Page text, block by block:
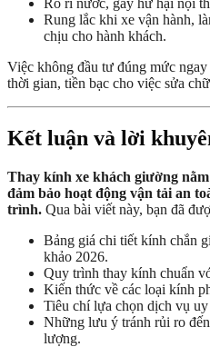
Rung lắc khi xe vận hành,
chịu cho hành khách.
Việc không đầu tư đúng mức
thời gian, tiền bạc cho việc sửa
Kết luận và lời
Thay kính xe khách giường
đảm bảo hoạt động vận tải an
trình. Qua bài viết này, bạn đã
Bảng giá chi tiết kính chắn
khảo 2026.
Quy trình thay kính chuẩn
Kiến thức về các loại kính
Tiêu chí lựa chọn dịch vụ
Những lưu ý tránh rủi ro
lượng.